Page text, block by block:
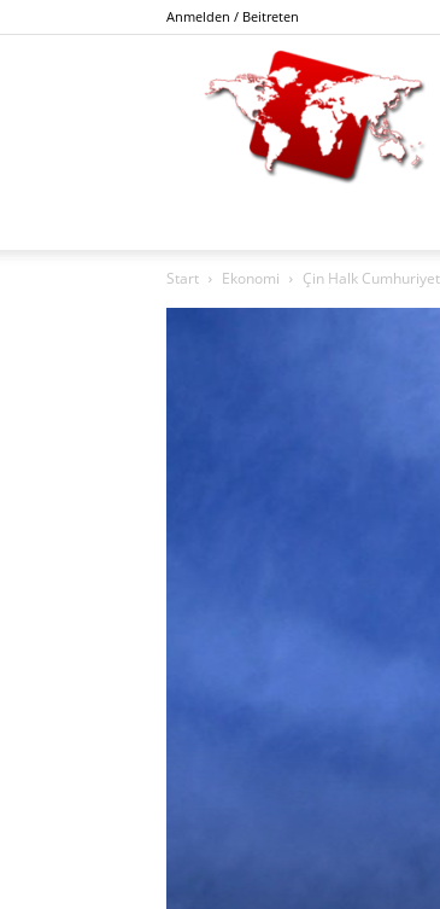
Anmelden / Beitreten
Start Ekonomi Çin Halk